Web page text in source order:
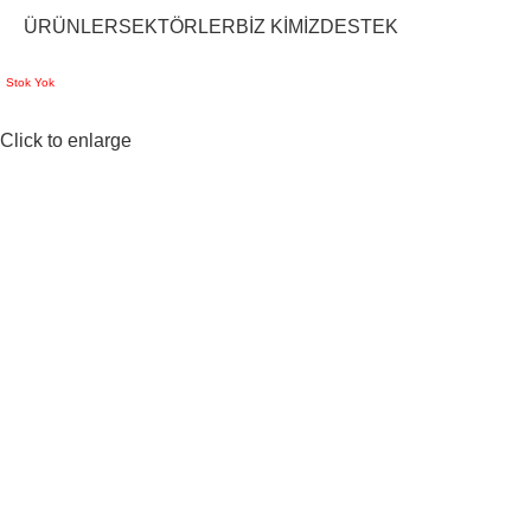
ÜRÜNLERSEKTÖRLERBİZ KİMİZDESTEK
Stok Yok
Click to enlarge